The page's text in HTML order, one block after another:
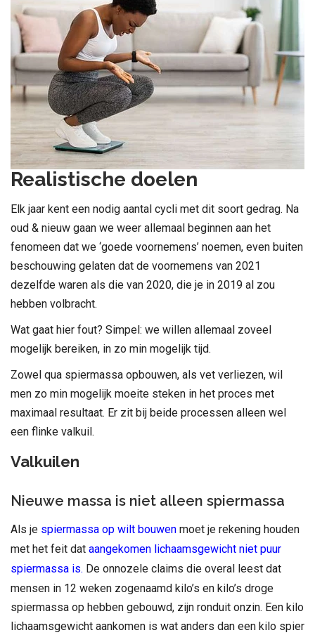
Realistische doelen
Elk jaar kent een nodig aantal cycli met dit soort gedrag. Na
oud & nieuw gaan we weer allemaal beginnen aan het
fenomeen dat we ‘goede voornemens’ noemen, even buiten
beschouwing gelaten dat de voornemens van 2021
dezelfde waren als die van 2020, die je in 2019 al zou
hebben volbracht.
Wat gaat hier fout? Simpel: we willen allemaal zoveel
mogelijk bereiken, in zo min mogelijk tijd.
Zowel qua spiermassa opbouwen, als vet verliezen, wil
men zo min mogelijk moeite steken in het proces met
maximaal resultaat. Er zit bij beide processen alleen wel
een flinke valkuil.
Valkuilen
Nieuwe massa is niet alleen spiermassa
Als je spiermassa op wilt bouwen moet je rekening houden
met het feit dat aangekomen lichaamsgewicht niet puur
spiermassa is. De onnozele claims die overal leest dat
mensen in 12 weken zogenaamd kilo’s en kilo’s droge
spiermassa op hebben gebouwd, zijn ronduit onzin. Een kilo
lichaamsgewicht aankomen is wat anders dan een kilo spier